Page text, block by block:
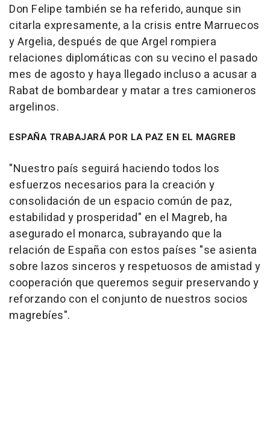
Don Felipe también se ha referido, aunque sin
citarla expresamente, a la crisis entre Marruecos
y Argelia, después de que Argel rompiera
relaciones diplomáticas con su vecino el pasado
mes de agosto y haya llegado incluso a acusar a
Rabat de bombardear y matar a tres camioneros
argelinos.
ESPAÑA TRABAJARÁ POR LA PAZ EN EL MAGREB
"Nuestro país seguirá haciendo todos los
esfuerzos necesarios para la creación y
consolidación de un espacio común de paz,
estabilidad y prosperidad" en el Magreb, ha
asegurado el monarca, subrayando que la
relación de España con estos países "se asienta
sobre lazos sinceros y respetuosos de amistad y
cooperación que queremos seguir preservando y
reforzando con el conjunto de nuestros socios
magrebíes".